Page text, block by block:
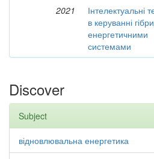
2021
Інтелектуальні
в керуванні
енергетичними
системами
Discover
Subject
відновлювальна енергетика